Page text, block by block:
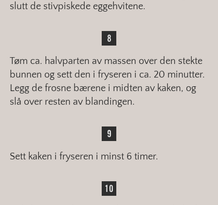
slutt de stivpiskede eggehvitene.
Tøm ca. halvparten av massen over den stekte
bunnen og sett den i fryseren i ca. 20 minutter.
Legg de frosne bærene i midten av kaken, og
slå over resten av blandingen.
Sett kaken i fryseren i minst 6 timer.